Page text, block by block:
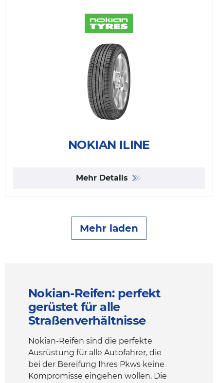
NOKIAN ILINE
Mehr Details
Mehr laden
Nokian-Reifen: perfekt
gerüstet für alle
Straßenverhältnisse
Nokian-Reifen sind die perfekte
Ausrüstung für alle Autofahrer, die
bei der Bereifung Ihres Pkws keine
Kompromisse eingehen wollen. Die